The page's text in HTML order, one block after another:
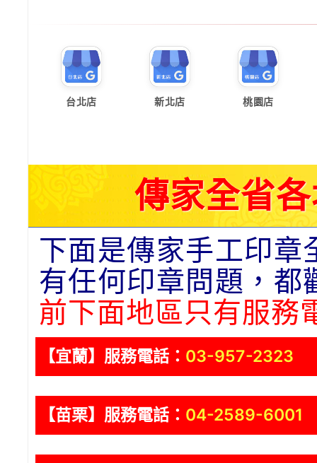
台北店 新北店 桃園店
傳家全省
下面是傳家手工印章
有任何印章問題，都
前下面地區只有服務
【宜蘭】服務電話： 03-957-2323
【苗栗】服務電話： 04-2589-6001